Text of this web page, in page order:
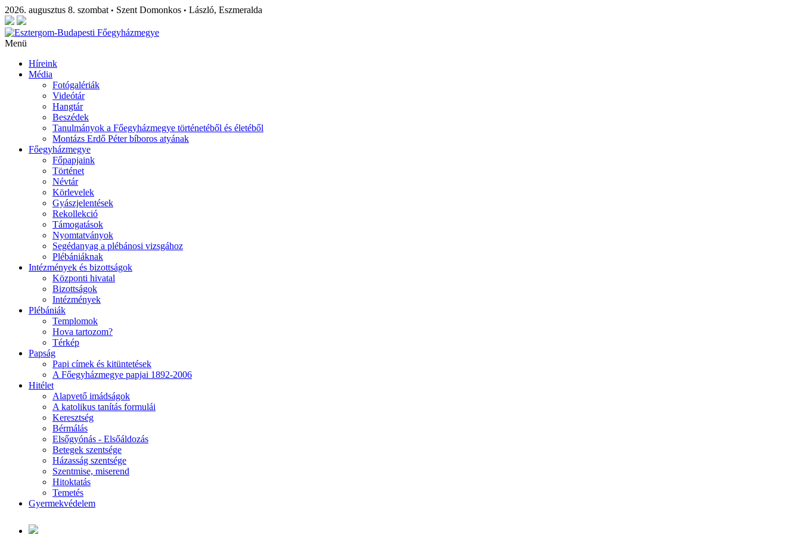
2026. augusztus 8. szombat • Szent Domonkos • László, Eszmeralda
Menü
Híreink
Média
Fotógalériák
Videótár
Hangtár
Beszédek
Tanulmányok a Főegyházmegye történetéből és életéből
Montázs Erdő Péter bíboros atyának
Főegyházmegye
Főpapjaink
Történet
Névtár
Körlevelek
Gyászjelentések
Rekollekció
Támogatások
Nyomtatványok
Segédanyag a plébánosi vizsgához
Plébániáknak
Intézmények és bizottságok
Központi hivatal
Bizottságok
Intézmények
Plébániák
Templomok
Hova tartozom?
Térkép
Papság
Papi címek és kitüntetések
A Főegyházmegye papjai 1892-2006
Hitélet
Alapvető imádságok
A katolikus tanítás formulái
Keresztség
Bérmálás
Elsőgyónás - Elsőáldozás
Betegek szentsége
Házasság szentsége
Szentmise, miserend
Hitoktatás
Temetés
Gyermekvédelem